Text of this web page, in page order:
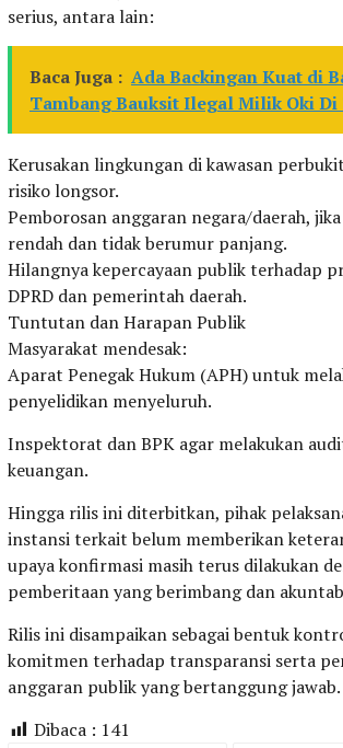
serius, antara lain:
Baca Juga : Ada Backingan Kuat di
Tambang Bauksit Ilegal Milik Oki Di
Kerusakan lingkungan di kawasan
risiko longsor.
Pemborosan anggaran negara/daerah,
rendah dan tidak berumur panjang.
Hilangnya kepercayaan publik terhadap
DPRD dan pemerintah daerah.
Tuntutan dan Harapan Publik
Masyarakat mendesak:
Aparat Penegak Hukum (APH) untuk
penyelidikan menyeluruh.
Inspektorat dan BPK agar melakukan
keuangan.
Hingga rilis ini diterbitkan, pihak
instansi terkait belum memberikan
upaya konfirmasi masih terus dilakukan
pemberitaan yang berimbang dan
Rilis ini disampaikan sebagai bentuk
komitmen terhadap transparansi serta
anggaran publik yang bertanggung jawab.
Dibaca : 141